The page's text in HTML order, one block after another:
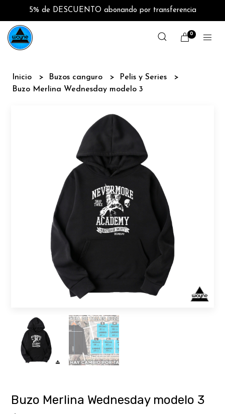
5% de DESCUENTO abonando por transferencia
0
Inicio Buzos canguro
Pelis y Series
Buzo Merlina Wednesday modelo 3
Buzo Merlina Wednesday modelo 3